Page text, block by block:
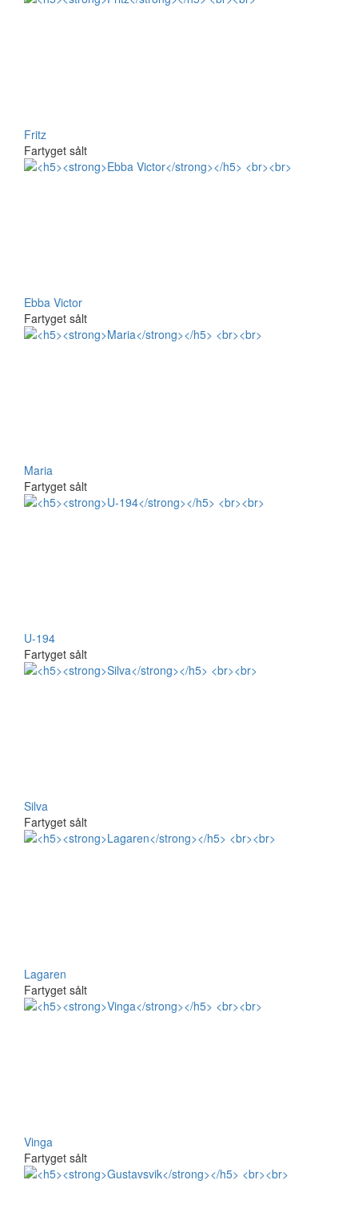
Fritz
Fartyget sålt
Ebba Victor
Fartyget sålt
Maria
Fartyget sålt
U-194
Fartyget sålt
Silva
Fartyget sålt
Lagaren
Fartyget sålt
Vinga
Fartyget sålt